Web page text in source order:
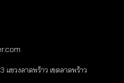
แขวงลาดพร้าว เขตลาดพร้าว